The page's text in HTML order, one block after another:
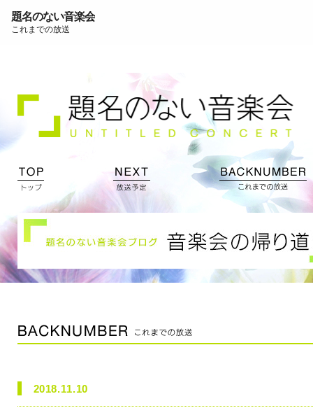
題名のない音楽会
これまでの放送
2018.11.10